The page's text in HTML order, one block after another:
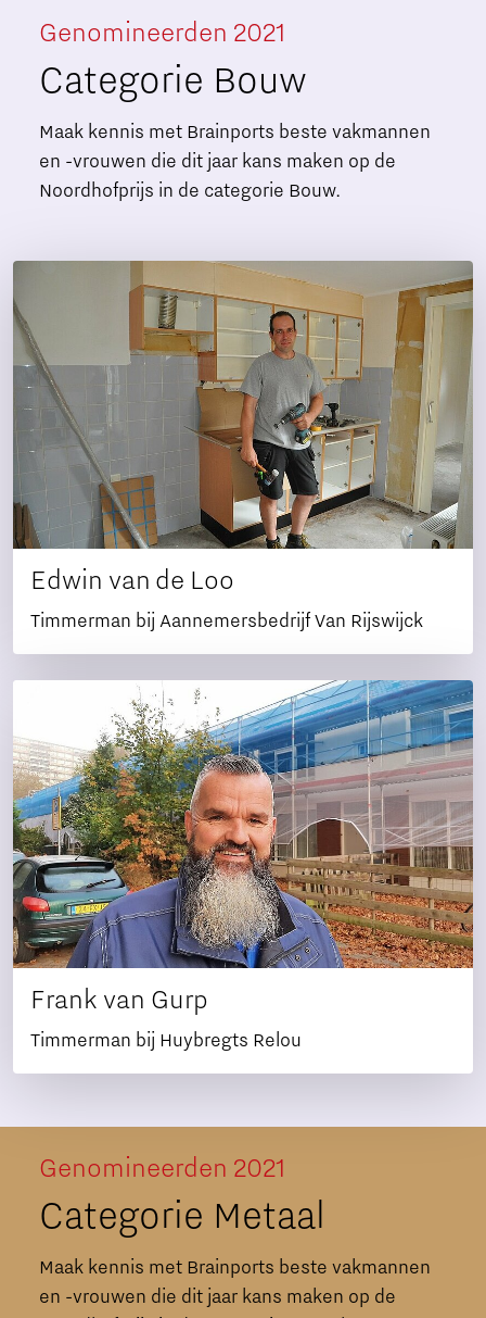
Genomineerden 2021
Categorie Bouw
Maak kennis met Brainports beste vakmannen
en -vrouwen die dit jaar kans maken op de
Noordhofprijs in de categorie Bouw.
Edwin van de Loo
Timmerman bij Aannemersbedrijf Van Rijswijck
Frank van Gurp
Timmerman bij Huybregts Relou
Genomineerden 2021
Categorie Metaal
Maak kennis met Brainports beste vakmannen
en -vrouwen die dit jaar kans maken op de